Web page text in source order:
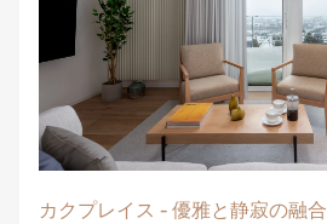
カクプレイス - 優雅と静寂の融合